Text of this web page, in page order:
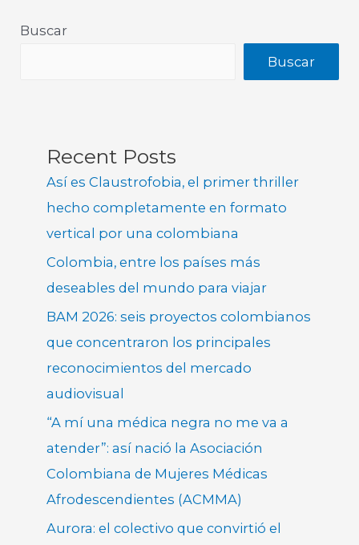
Buscar
Buscar
Recent Posts
Así es Claustrofobia, el primer thriller
hecho completamente en formato
vertical por una colombiana
Colombia, entre los países más
deseables del mundo para viajar
BAM 2026: seis proyectos colombianos
que concentraron los principales
reconocimientos del mercado
audiovisual
“A mí una médica negra no me va a
atender”: así nació la Asociación
Colombiana de Mujeres Médicas
Afrodescendientes (ACMMA)
Aurora: el colectivo que convirtió el